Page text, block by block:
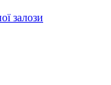
залози